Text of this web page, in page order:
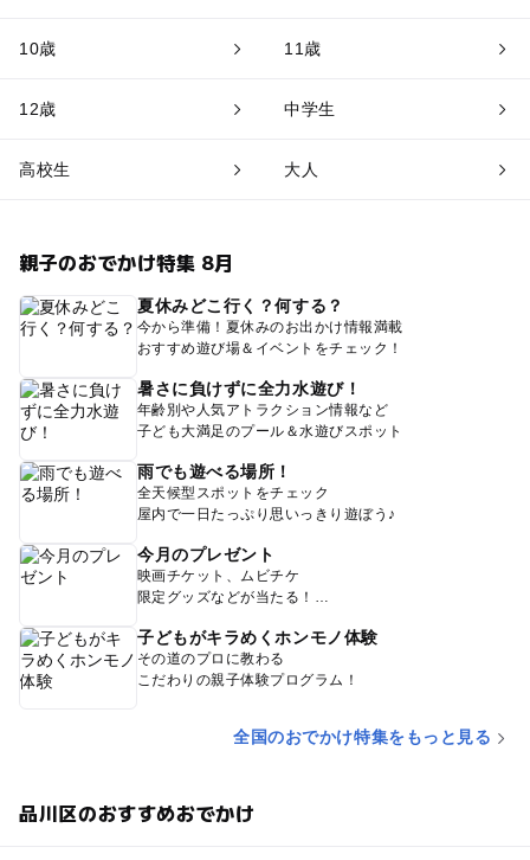
10歳 11歳
12歳 中学生
高校生 大人
親子のおでかけ特集 8月
夏休みどこ行く？何する？
今から準備！夏休みのお出かけ情報満載
おすすめ遊び場＆イベントをチェック！
暑さに負けずに全力水遊び！
年齢別や人気アトラクション情報など
子ども大満足のプール＆水遊びスポット
雨でも遊べる場所！
全天候型スポットをチェック
屋内で一日たっぷり思いっきり遊ぼう♪
今月のプレゼント
映画チケット、ムビチケ
限定グッズなどが当たる！
子どもがキラめくホンモノ体験
その道のプロに教わる
こだわりの親子体験プログラム！
全国のおでかけ特集をもっと見る
品川区のおすすめおでかけ